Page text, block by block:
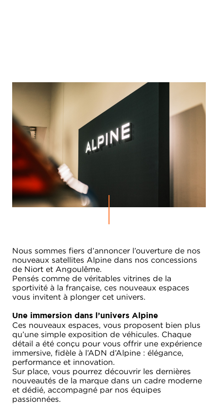
Nous sommes fiers d’annoncer l’ouverture de nos
nouveaux satellites Alpine dans nos concessions
de Niort et Angoulême.
Pensés comme de véritables vitrines de la
sportivité à la française, ces nouveaux espaces
vous invitent à plonger cet univers.
Une immersion dans l’univers Alpine
Ces nouveaux espaces, vous proposent bien plus
qu’une simple exposition de véhicules. Chaque
détail a été conçu pour vous offrir une expérience
immersive, fidèle à l’ADN d’Alpine : élégance,
performance et innovation.
Sur place, vous pourrez découvrir les dernières
nouveautés de la marque dans un cadre moderne
et dédié, accompagné par nos équipes
passionnées.